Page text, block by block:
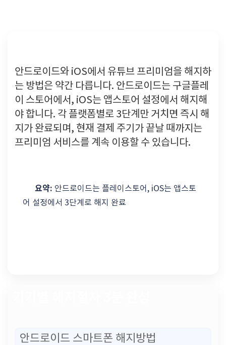
안드로이드와 iOS에서 유튜브 프리미엄을 해지하
는 방법은 약간 다릅니다. 안드로이드는 구글플레
이 스토어에서, iOS는 앱스토어 설정에서 해지해
야 합니다. 각 플랫폼별로 3단계만 거치면 즉시 해
지가 완료되며, 현재 결제 주기가 끝날 때까지는
프리미엄 서비스를 계속 이용할 수 있습니다.
요약: 안드로이드는 플레이스토어, iOS는 앱스토
어 설정에서 3단계로 해지 완료
안드로이드 스마트폰 해지방법